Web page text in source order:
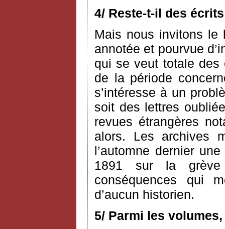
4/ Reste-t-il des
Mais nous invitons le
annotée et pourvue
qui se veut totale des
de la période
s’intéresse à un
soit des lettres
revues étrangères
alors. Les archives
l’automne dernier
1891 sur la
conséquences qui
d’aucun historien.
5/ Parmi les